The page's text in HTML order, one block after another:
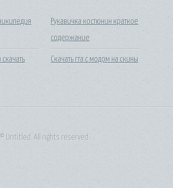
Рукавичка костюнин краткое
содержание
Скачать гта с модом на скины
© Untitled. All rights reserved.